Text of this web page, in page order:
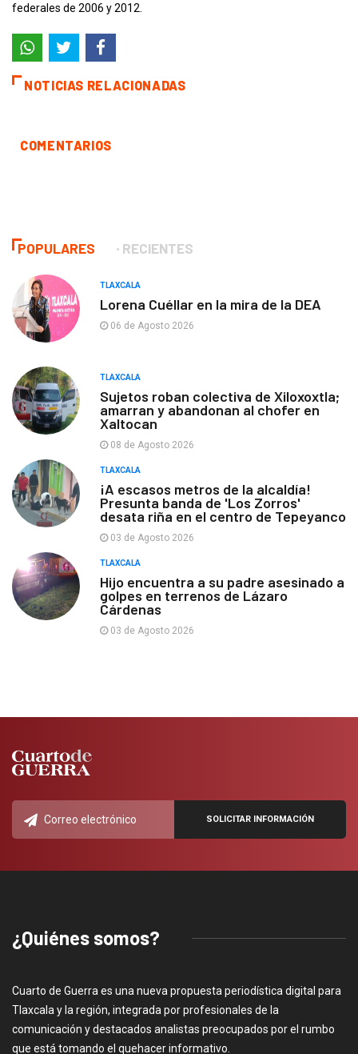
federales de 2006 y 2012.
NOTICIAS RELACIONADAS
COMENTARIOS
POPULARES RECIENTES
TLAXCALA
Lorena Cuéllar en la mira de la DEA
06 de Agosto 2026
TLAXCALA
Sujetos roban colectiva de Xiloxoxtla;
amarran y abandonan al chofer en
Xaltocan
08 de Agosto 2026
TLAXCALA
¡A escasos metros de la alcaldía!
Presunta banda de 'Los Zorros'
desata riña en el centro de Tepeyanco
03 de Agosto 2026
TLAXCALA
Hijo encuentra a su padre asesinado a
golpes en terrenos de Lázaro
Cárdenas
03 de Agosto 2026
¿Quiénes somos?
Cuarto de Guerra es una nueva propuesta periodística digital para
Tlaxcala y la región, integrada por profesionales de la
comunicación y destacados analistas preocupados por el rumbo
que está tomando el quehacer informativo.